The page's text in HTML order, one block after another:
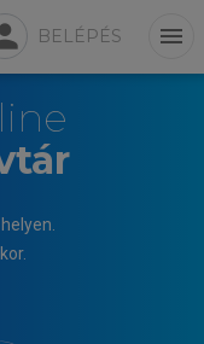
BELÉPÉS menu